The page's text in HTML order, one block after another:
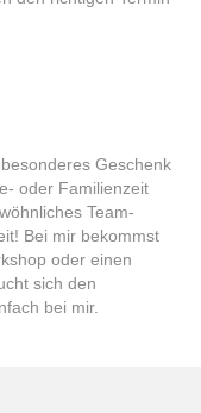
Geschenk
oder Familienzeit
Team-
Bei mir bekommst
oder einen
sich den
bei mir.